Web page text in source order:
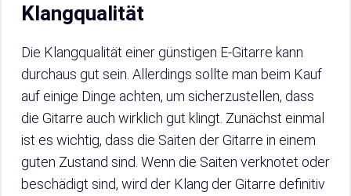
Klangqualität
Die Klangqualität einer günstigen E-Gitarre kann
durchaus gut sein. Allerdings sollte man beim Kauf
auf einige Dinge achten, um sicherzustellen, dass
die Gitarre auch wirklich gut klingt. Zunächst einmal
ist es wichtig, dass die Saiten der Gitarre in einem
guten Zustand sind. Wenn die Saiten verknotet oder
beschädigt sind, wird der Klang der Gitarre definitiv